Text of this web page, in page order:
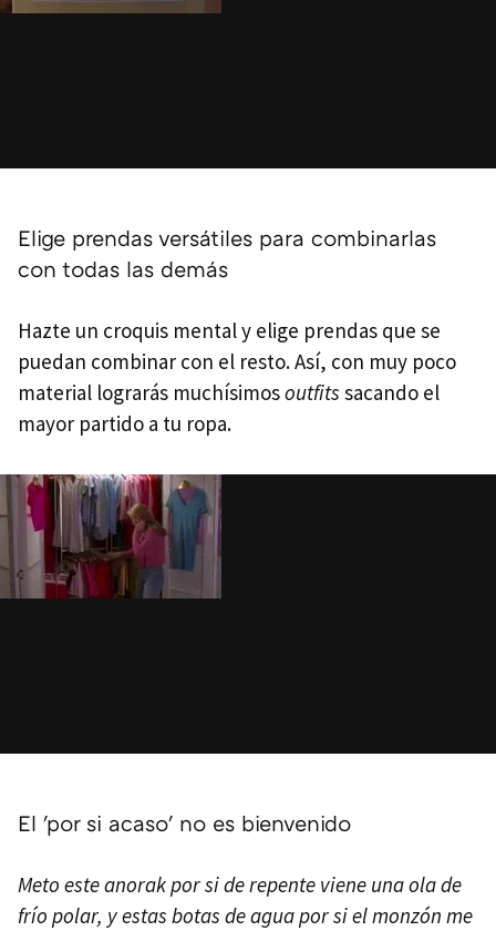
Elige prendas versátiles para combinarlas
con todas las demás
Hazte un croquis mental y elige prendas que se
puedan combinar con el resto. Así, con muy poco
material lograrás muchísimosoutfits sacando el
mayor partido a tu ropa.
El 'por si acaso' no es bienvenido
Meto este anorak por si de repente viene una ola de
frío polar, y estas botas de agua por si el monzón me